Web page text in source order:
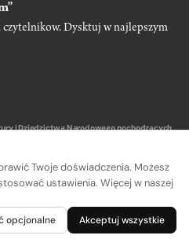
czytelnikow. Dysktuj w najlepszym
i Dziedzictwa Narodowego pochodzących
Twoje doświadczenia. Możesz
ustawienia. Więcej w naszej
opcjonalne Akceptuj wszystkie